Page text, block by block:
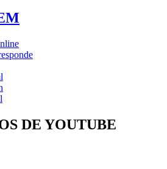
DE YOUTUBE